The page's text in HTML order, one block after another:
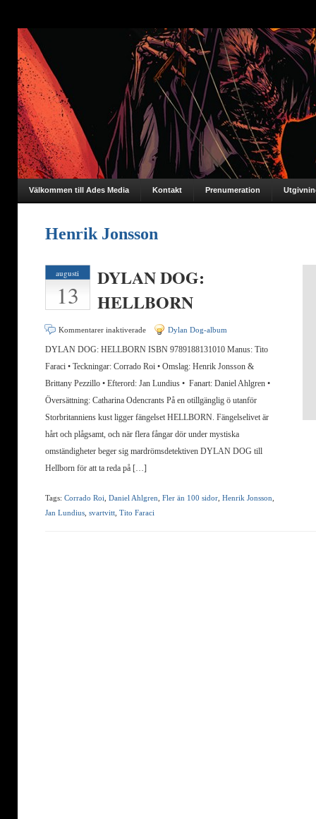
Välkommen till Ades Media Kontakt Prenumeration
Henrik Jonsson
augusti
13
DYLAN DOG:
HELLBORN
Kommentarer inaktiverade för
HELLBORN
Dylan Dog-album
DYLAN DOG: HELLBORN ISBN 9789188131010 Manus: Tito
Faraci • Teckningar: Corrado Roi • Omslag: Henrik Jonsson &
Brittany Pezzillo • Efterord: Jan Lundius • Fanart: Daniel Ahlgren •
Översättning: Catharina Odencrants På en otillgänglig ö utanför
Storbritanniens kust ligger fängelset HELLBORN. Fängelselivet är
hårt och plågsamt, och när flera fångar dör under mystiska
omständigheter beger sig mardrömsdetektiven DYLAN DOG till
Hellborn för att ta reda på […]
Tags: Corrado Roi Daniel Ahlgren Fler än 100 sidor Henrik Jonsson
Jan Lundius svartvitt Tito Faraci